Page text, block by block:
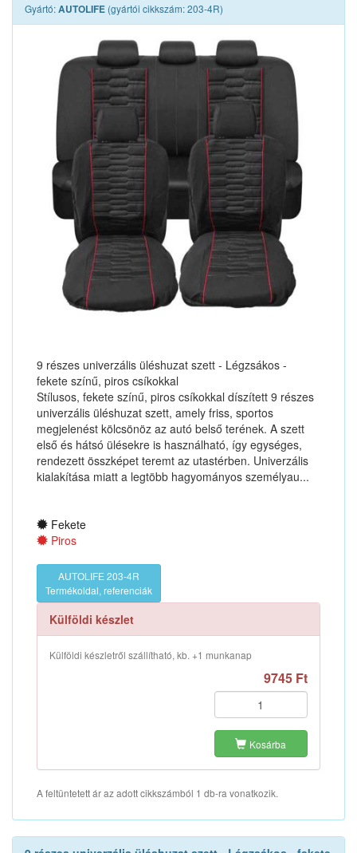
Gyártó:AUTOLIFE (gyártói cikkszám: 203-4R)
9 részes univerzális üléshuzat szett - Légzsákos -
fekete színű, piros csíkokkal
Stílusos, fekete színű, piros csíkokkal díszített 9 részes
univerzális üléshuzat szett, amely friss, sportos
megjelenést kölcsönöz az autó belső terének. A szett
első és hátsó ülésekre is használható, így egységes,
rendezett összképet teremt az utastérben. Univerzális
kialakítása miatt a legtöbb hagyományos személyau...
Fekete
Piros
AUTOLIFE 203-4R
Termékoldal, referenciák
Külföldi készlet
Külföldi készletről szállítható, kb. +1 munkanap
9745 Ft
Kosárba
A feltüntetett ár az adott cikkszámból 1 db-ra vonatkozik.